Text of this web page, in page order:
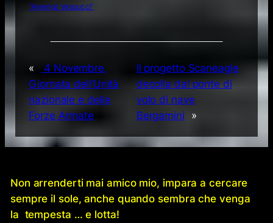
“Amerigo Vespucci”
«
4 Novembre,
Giornata dell’Unità
nazionale e delle
Forze Armate
Il progetto Scaneagle
decolla dal ponte di
volo di nave
Bergamini
»
Non arrenderti mai amico mio, impara a cercare
sempre il sole, anche quando sembra che venga
la tempesta … e lotta!